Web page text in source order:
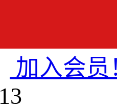
加入会
13